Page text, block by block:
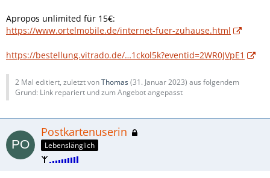
Apropos unlimited für 15€:
https://www.ortelmobile.de/internet-fuer-zuhause.html
https://bestellung.vitrado.de/…1ckol5k?eventid=2WR0JVpE1
2 Mal editiert, zuletzt vonThomas(31. Januar 2023) aus folgendem
Grund: Link repariert und zum Angebot angepasst
Postkartenuserin
Lebenslänglich